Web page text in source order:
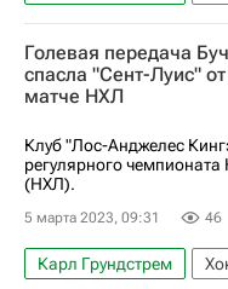
Дрю Даути
Лос-
Калгари Флэймз
Национальная
Голевая передача
спасла "Сент-Луис"
матче НХЛ
Клуб "Лос-Анджелес
регулярного
(НХЛ).
5 марта 2023, 09:31 46
Карл Грундстрем